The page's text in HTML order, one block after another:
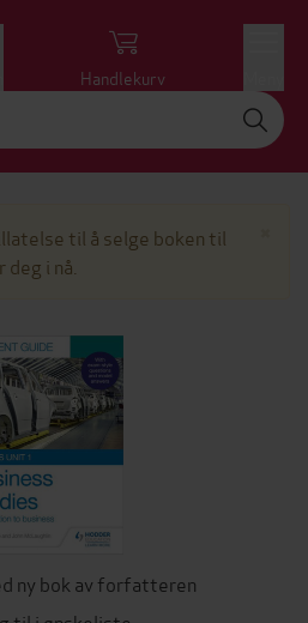
Handlekurv
til å selge boken til
i nå.
ny bok av forfatteren